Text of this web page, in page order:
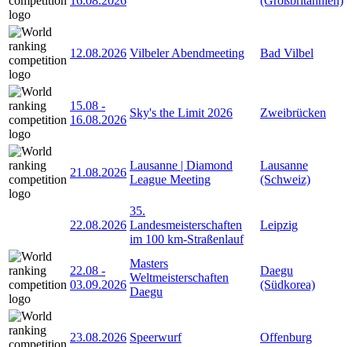
12.08.2026 Vilbeler Abendmeeting Bad Vilbel
15.08 -
16.08.2026
Sky's the Limit 2026 Zweibrücken
21.08.2026
Lausanne | Diamond
League Meeting
Lausanne
(Schweiz)
22.08.2026
35.
Landesmeisterschaften
im 100 km-Straßenlauf
Leipzig
22.08 -
03.09.2026
Masters
Weltmeisterschaften
Daegu
Daegu
(Südkorea)
23.08.2026 Speerwurf Offenburg